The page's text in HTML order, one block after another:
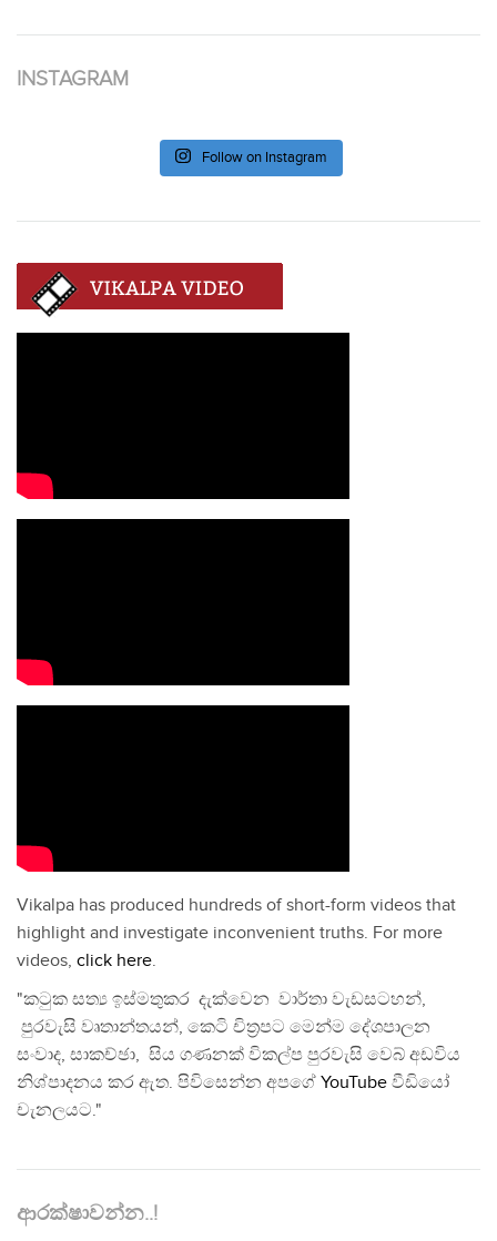
INSTAGRAM
Follow on Instagram
Vikalpa has produced hundreds of short-form videos that
highlight and investigate inconvenient truths. For more
videos, click here.
"කටුක සත්‍ය ඉස්මතුකර දැක්වෙන වාර්තා වැඩසටහන්,
පුරවැසි වෘතාන්තයන්, කෙටි චිත්‍රපට මෙන්ම දේශපාලන
සංවාද, සාකච්ඡා, සිය ගණනක් විකල්ප පුරවැසි වෙබ් අඩවිය
නිශ්පාදනය කර ඇත. පිවිසෙන්න අපගේ YouTube වීඩියෝ
චැනලයට."
ආරක්ෂාවන්න..!